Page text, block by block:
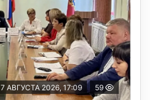
7 АВГУСТА 2026, 17:09 59